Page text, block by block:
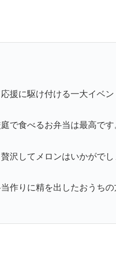
援に駆け付ける一大イベン
で食べるお弁当は最高です
沢してメロンはいかがで
作りに精を出したおうちの